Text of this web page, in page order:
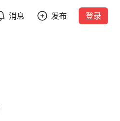
消息 发布 登录